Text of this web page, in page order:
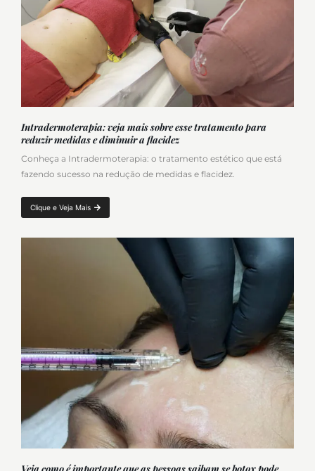
Intradermoterapia: veja mais sobre esse tratamento para
reduzir medidas e diminuir a flacidez
Conheça a Intradermoterapia: o tratamento estético que está
fazendo sucesso na redução de medidas e flacidez.
Clique e Veja Mais
Veja como é importante que as pessoas saibam se botox pode